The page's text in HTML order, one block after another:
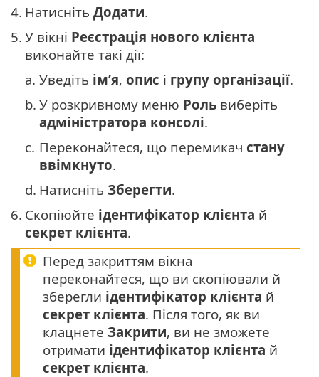
4. Натисніть Додати.
5. У вікні Реєстрація нового клієнта
виконайте такі дії:
a. Уведіть ім’я, опис і групу організації.
b. У розкривному меню Роль виберіть
адміністратора консолі.
c. Переконайтеся, що перемикач стану
ввімкнуто.
d. Натисніть Зберегти.
6. Скопіюйте ідентифікатор клієнта й
секрет клієнта.
Перед закриттям вікна
переконайтеся, що ви скопіювали й
зберегли ідентифікатор клієнта й
секрет клієнта. Після того, як ви
клацнете Закрити, ви не зможете
отримати ідентифікатор клієнта й
секрет клієнта.